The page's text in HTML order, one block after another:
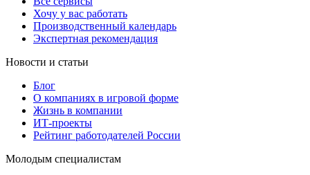
Хочу у вас работать
Производственный календарь
Экспертная рекомендация
Новости и статьи
Блог
О компаниях в игровой форме
Жизнь в компании
ИТ-проекты
Рейтинг работодателей России
Молодым специалистам